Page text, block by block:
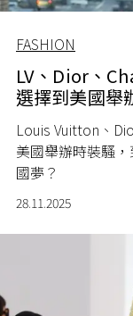
FASHION
LV、Dior、
選擇到美國舉
Louis Vuitton、
美國舉辦時裝騷
國夢？
28.11.2025